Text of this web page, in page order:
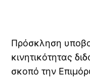
Πρόσκληση
κινητικότητας
σκοπό την